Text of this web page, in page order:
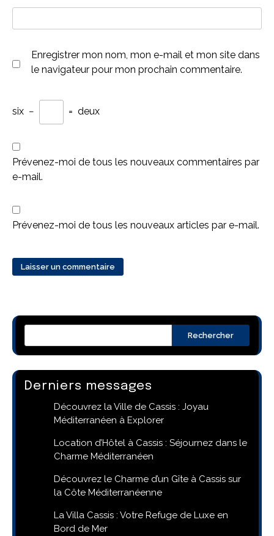
Enregistrer mon nom, mon e-mail et mon site dans
le navigateur pour mon prochain commentaire.
six − = deux
Prévenez-moi de tous les nouveaux commentaires par
e-mail.
Prévenez-moi de tous les nouveaux articles par e-mail.
Rechercher
Derniers messages
Découvrez la Ville de Cassis : Joyau
Méditerranéen à Explorer
Location d’Hôtel à Cassis : Séjournez dans le
Charme Méditerranéen
Découvrez le Charme d’un Gîte à Cassis sur
la Côte Méditerranéenne
La Villa Cassis : Votre Refuge de Luxe en
Bord de Mer